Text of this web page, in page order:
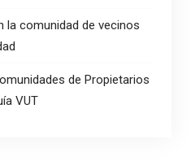
la comunidad de vecinos
de Propietarios
VUT